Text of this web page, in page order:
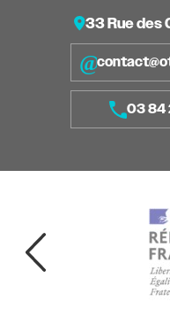
33 Rue des
03 84